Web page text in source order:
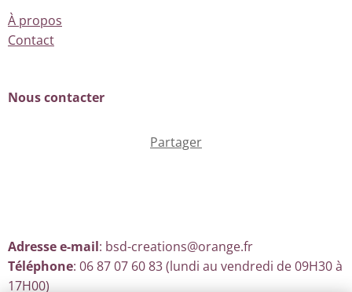
À propos
Contact
Nous contacter
Partager
Adresse e-mail: bsd-creations@orange.fr
Téléphone: 06 87 07 60 83 (lundi au vendredi de 09H30 à
17H00)